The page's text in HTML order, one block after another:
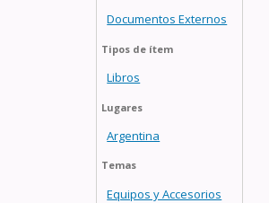
Documentos Externos
Tipos de ítem
Libros
Lugares
Argentina
Temas
Equipos y Accesorios